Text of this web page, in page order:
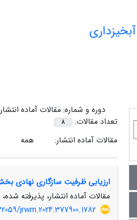
دوره و شماره: مقالات آماده
تعداد مقالات:
8
مقالات آماده انتشار: همه
ارزیابی ظرفیت سازگاری نهادی
مقالات آماده انتشار، پذیرفته شده،
jrwm.2024.377900.1782